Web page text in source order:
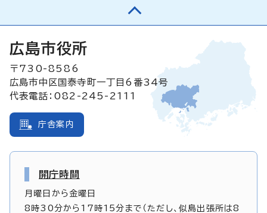
広島市役所
〒730-8586
広島市中区国泰寺町一丁目6番34号
代表電話：082-245-2111
庁舎案内
開庁時間
月曜日から金曜日
8時30分から17時15分まで（ただし、似島出張所は8